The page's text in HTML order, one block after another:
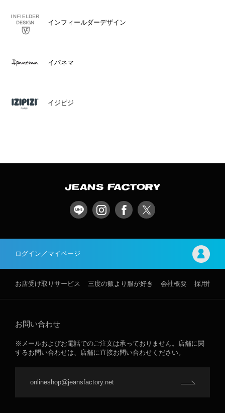
インフィールダーデザイン
イパネマ
イジピジ
ログイン／マイページ
お店受け取りサービス 三度の飯より服が好き 会社概要 採用情報
お問い合わせ
※メールおよびお電話でのご注文は承っておりません。店舗に関
するお問い合わせは、店舗に直接お問い合わせください。
onlineshop@jeansfactory.net